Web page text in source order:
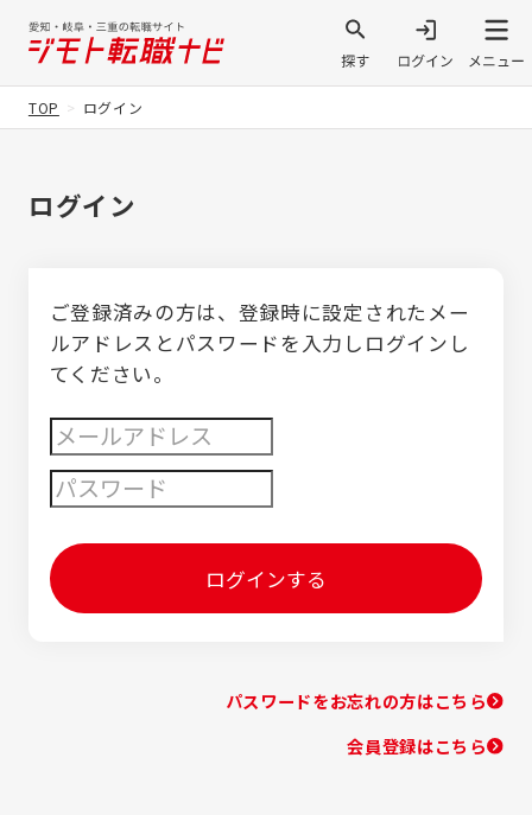
TOP ログイン
ログイン
ご登録済みの方は、登録時に設定されたメー
ルアドレスとパスワードを入力しログインし
てください。
ログインする
パスワードをお忘れの方はこちら
会員登録はこちら